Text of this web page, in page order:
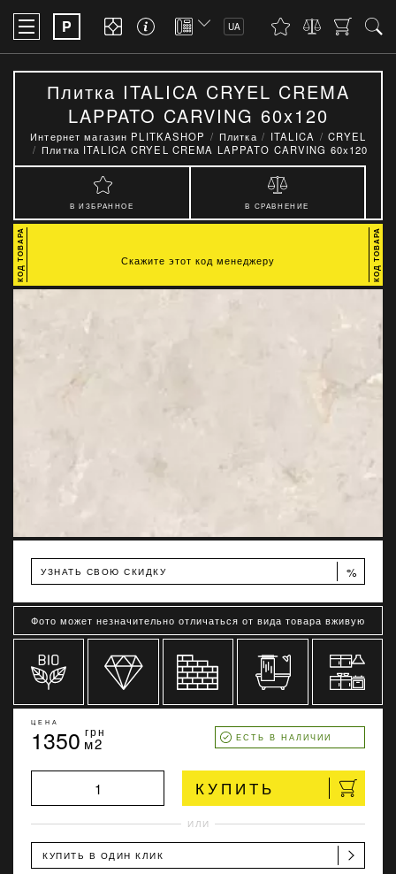
P UA
Плитка ITALICA CRYEL CREMA
LAPPATO CARVING 60x120
Интернет магазин PLITKASHOP Плитка ITALICA
CRYEL
Плитка ITALICA CRYEL CREMA LAPPATO CARVING 60x120
В ИЗБРАННОЕ В СРАВНЕНИЕ
УЗНАТЬ СВОЮ СКИДКУ %
Фото может незначительно отличаться от вида товара вживую
ЦЕНА
1350 грн
м2 ЕСТЬ В НАЛИЧИИ
КУПИТЬ
ИЛИ
КУПИТЬ В ОДИН КЛИК
Скажите этот код менеджеру